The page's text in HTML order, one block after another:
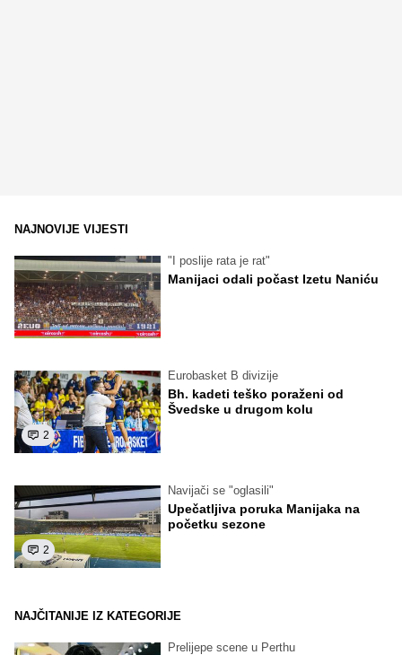
NAJNOVIJE VIJESTI
"I poslije rata je rat"
Manijaci odali počast Izetu Naniću
2
Eurobasket B divizije
Bh. kadeti teško poraženi od
Švedske u drugom kolu
2
Navijači se "oglasili"
Upečatljiva poruka Manijaka na
početku sezone
NAJČITANIJE IZ KATEGORIJE
Prelijepe scene u Perthu